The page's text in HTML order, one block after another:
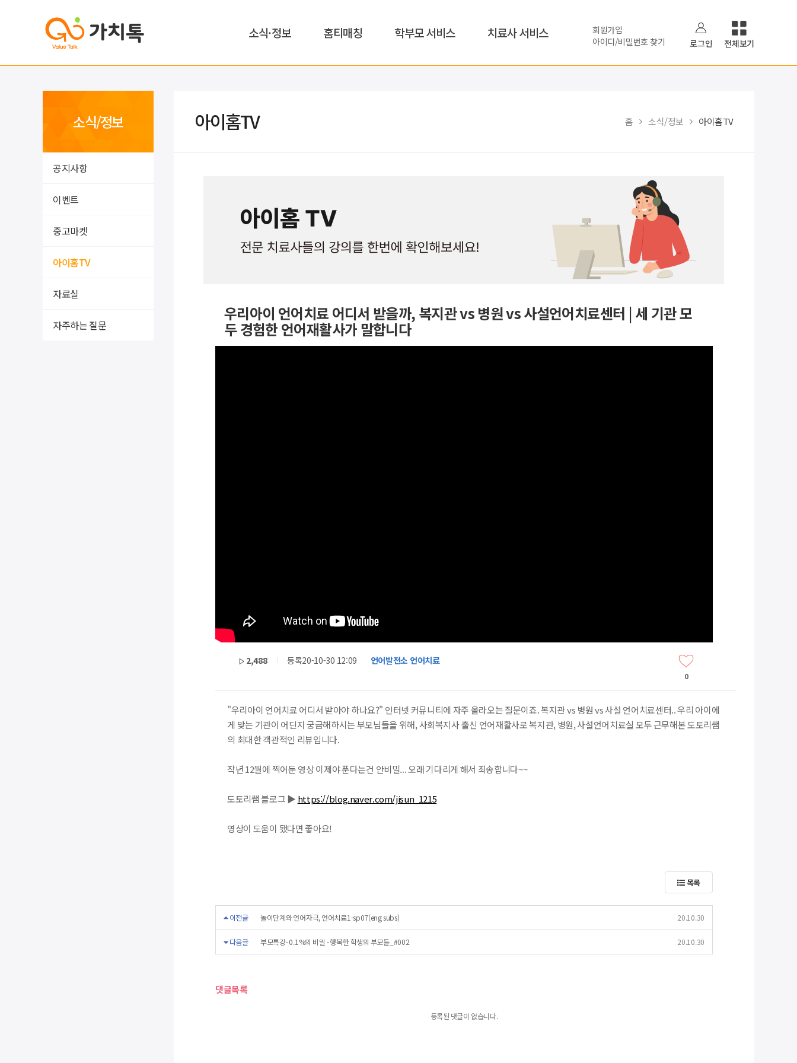
소식·정보 홈티매칭 학부모 서비스 치료사 서비스
회원가입
아이디/비밀번호 찾기
로그인 전체보기
소식/정보
공지사항
이벤트
중고마켓
아이홈TV
자료실
자주하는 질문
아이홈TV 홈 소식/정보 아이홈TV
우리아이 언어치료 어디서 받을까, 복지관 vs 병원 vs 사설언어치료센터 | 세 기관 모
두 경험한 언어재활사가 말합니다
2,488 등록20-10-30 12:09 언어발전소 언어치료
0
"우리아이 언어치료 어디서 받아야 하나요?" 인터넷 커뮤니티에 자주 올라오는 질문이죠. 복지관 vs 병원 vs 사설 언어치료센터.. 우리 아이에
게 맞는 기관이 어딘지 궁금해하시는 부모님들을 위해, 사회복지사 출신 언어재활사로 복지관, 병원, 사설언어치료실 모두 근무해본 도토리쌤
의 최대한 객관적인 리뷰입니다.
작년 12월에 찍어둔 영상 이제야 푼다는건 안비밀... 오래 기다리게 해서 죄송합니다~~
도토리쌤 블로그 ▶︎ https://blog.naver.com/jisun_1215
영상이 도움이 됐다면 좋아요!
목록
이전글 놀이단계와 언어자극, 언어치료1-sp07(eng subs) 20.10.30
다음글 부모특강- 0.1%의 비밀 - 행복한 학생의 부모들_#002 20.10.30
댓글목록
등록된 댓글이 없습니다.